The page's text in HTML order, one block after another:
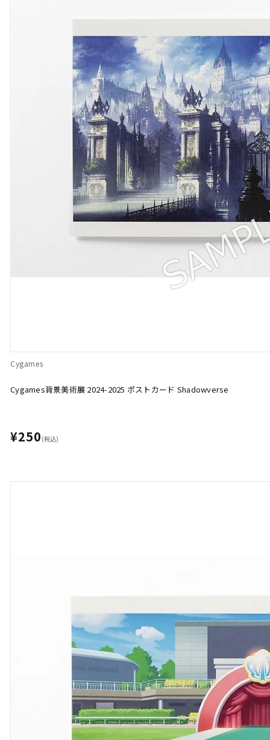
Cygames
Cygames背景美術展 2024-2025 ポストカード Shadowverse
¥250 (税込)